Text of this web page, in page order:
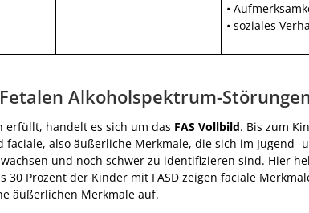
•
• soziales
Alkoholspektrum-
erfüllt, handelt es sich um das FAS Vollbild. Bis zum
faciale, also äußerliche Merkmale, die sich im Jugend-
und noch schwer zu identifizieren sind. Hier
30 Prozent der Kinder mit FASD zeigen faciale
äußerlichen Merkmale auf.